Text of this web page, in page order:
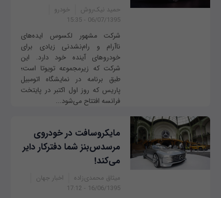
حمید نیک‌روش
خودرو
06/07/1395 - 15:35
شرکت مشهور لکسوس ایده‌های
ناآرام و رام‌نشدنی زیادی برای
خودروهای آینده خود دارد. این
شرکت که زیرمجموعه تویوتا است؛
طبق برنامه در نمایشگاه اتومبیل
پاریس که روز اول اکتبر در پایتخت
فرانسه افتتاح می‌شود...
مایکروسافت در خودروی
مرسدس‌بنز شما دفترکار دایر
می‌کند!
میثاق محمدی‌زاده
اخبار جهان
16/06/1395 - 17:12